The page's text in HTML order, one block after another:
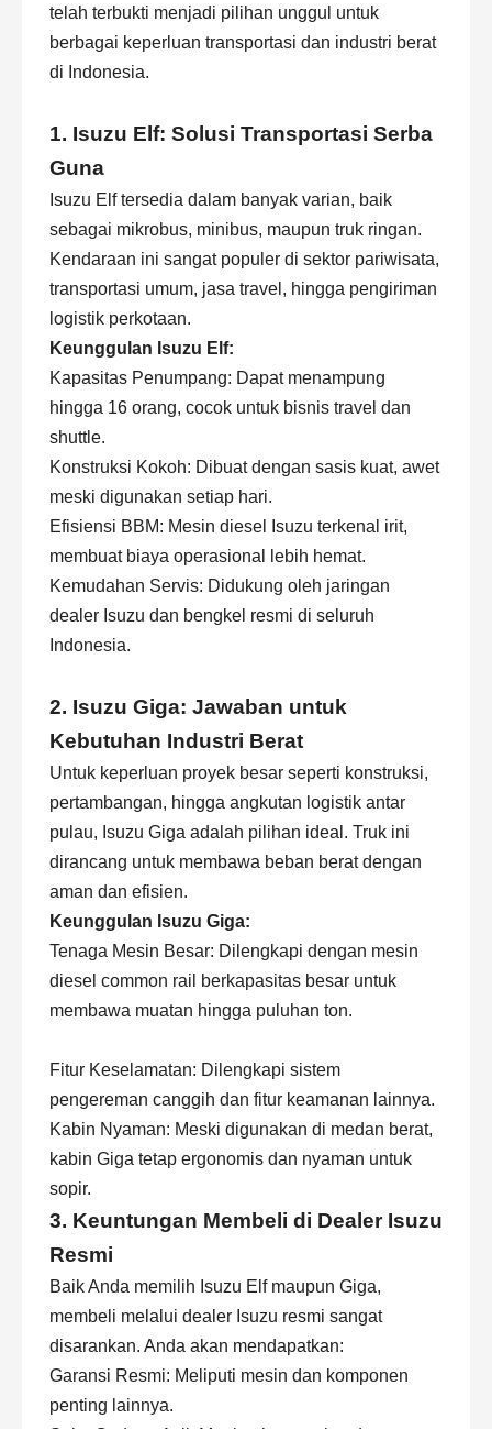
telah terbukti menjadi pilihan unggul untuk
berbagai keperluan transportasi dan industri berat
di Indonesia.
1. Isuzu Elf: Solusi Transportasi Serba
Guna
Isuzu Elf tersedia dalam banyak varian, baik
sebagai mikrobus, minibus, maupun truk ringan.
Kendaraan ini sangat populer di sektor pariwisata,
transportasi umum, jasa travel, hingga pengiriman
logistik perkotaan.
Keunggulan Isuzu Elf:
Kapasitas Penumpang: Dapat menampung
hingga 16 orang, cocok untuk bisnis travel dan
shuttle.
Konstruksi Kokoh: Dibuat dengan sasis kuat, awet
meski digunakan setiap hari.
Efisiensi BBM: Mesin diesel Isuzu terkenal irit,
membuat biaya operasional lebih hemat.
Kemudahan Servis: Didukung oleh jaringan
dealer Isuzu dan bengkel resmi di seluruh
Indonesia.
2. Isuzu Giga: Jawaban untuk
Kebutuhan Industri Berat
Untuk keperluan proyek besar seperti konstruksi,
pertambangan, hingga angkutan logistik antar
pulau, Isuzu Giga adalah pilihan ideal. Truk ini
dirancang untuk membawa beban berat dengan
aman dan efisien.
Keunggulan Isuzu Giga:
Tenaga Mesin Besar: Dilengkapi dengan mesin
diesel common rail berkapasitas besar untuk
membawa muatan hingga puluhan ton.
Fitur Keselamatan: Dilengkapi sistem
pengereman canggih dan fitur keamanan lainnya.
Kabin Nyaman: Meski digunakan di medan berat,
kabin Giga tetap ergonomis dan nyaman untuk
sopir.
3. Keuntungan Membeli di Dealer Isuzu
Resmi
Baik Anda memilih Isuzu Elf maupun Giga,
membeli melalui dealer Isuzu resmi sangat
disarankan. Anda akan mendapatkan:
Garansi Resmi: Meliputi mesin dan komponen
penting lainnya.